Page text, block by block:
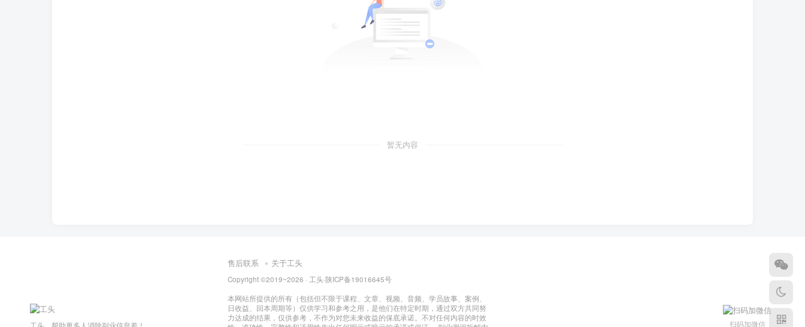
暂无内容
工头，帮助更多人消除副业信息差！
售后联系 关于工头
Copyright ©2019~2026 · 工头·陕ICP备19016645号
本网站所提供的所有（包括但不限于课程、文章、视频、音频、学员故事、案例、
日收益、回本周期等）仅供学习和参考之用，是他们在特定时期，通过双方共同努
力达成的结果，仅供参考，不作为对您未来收益的保底承诺。不对任何内容的时效
扫码加微信